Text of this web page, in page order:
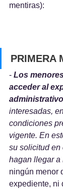
mentiras):
PRIMERA
- Los
acceder al
administrativo
interesadas,
condiciones
vigente. En
su solicitud en
hagan llegar a
ningún menor
expediente, ni